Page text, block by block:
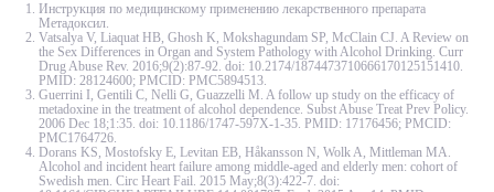
Инструкция по медицинскому применению лекарственного препарата
Метадоксил.
Vatsalya V, Liaquat HB, Ghosh K, Mokshagundam SP, McClain CJ. A Review on
the Sex Differences in Organ and System Pathology with Alcohol Drinking. Curr
Drug Abuse Rev. 2016;9(2):87-92. doi: 10.2174/1874473710666170125151410.
PMID: 28124600; PMCID: PMC5894513.
Guerrini I, Gentili C, Nelli G, Guazzelli M. A follow up study on the efficacy of
metadoxine in the treatment of alcohol dependence. Subst Abuse Treat Prev Policy.
2006 Dec 18;1:35. doi: 10.1186/1747-597X-1-35. PMID: 17176456; PMCID:
PMC1764726.
Dorans KS, Mostofsky E, Levitan EB, Håkansson N, Wolk A, Mittleman MA.
Alcohol and incident heart failure among middle-aged and elderly men: cohort of
Swedish men. Circ Heart Fail. 2015 May;8(3):422-7. doi: